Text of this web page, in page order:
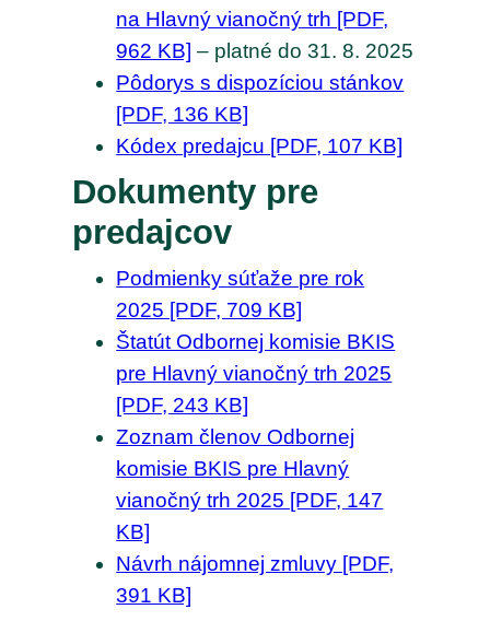
na Hlavný vianočný trh [PDF,
962 KB] – platné do 31. 8. 2025
Pôdorys s dispozíciou stánkov
[PDF, 136 KB]
Kódex predajcu [PDF, 107 KB]
Dokumenty pre
predajcov
Podmienky súťaže pre rok
2025 [PDF, 709 KB]
Štatút Odbornej komisie BKIS
pre Hlavný vianočný trh 2025
[PDF, 243 KB]
Zoznam členov Odbornej
komisie BKIS pre Hlavný
vianočný trh 2025 [PDF, 147
KB]
Návrh nájomnej zmluvy [PDF,
391 KB]